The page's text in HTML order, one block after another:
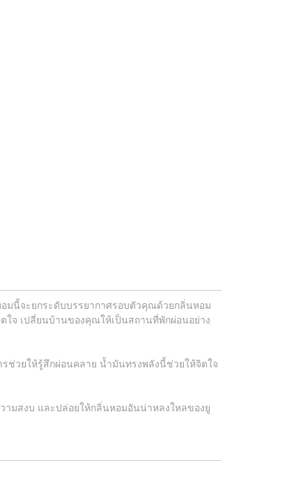
มนี้จะยกระดับบรรยากาศรอบตัวคุณด้วยกลิ่นหอม
จ เปลี่ยนบ้านของคุณให้เป็นสถานที่พักผ่อนอย่าง
วยให้รู้สึกผ่อนคลาย น้ำมันทรงพลังนี้ช่วยให้จิตใจ
มสงบ และปล่อยให้กลิ่นหอมอันน่าหลงใหลของยู